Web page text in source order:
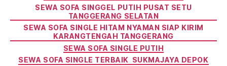
SEWA SOFA SINGGEL PUTIH PUSAT SETU
TANGGERANG SELATAN
SEWA SOFA SINGLE HITAM NYAMAN SIAP KIRIM
KARANGTENGAH TANGGERANG
SEWA SOFA SINGLE PUTIH
SEWA SOFA SINGLE TERBAIK SUKMAJAYA DEPOK